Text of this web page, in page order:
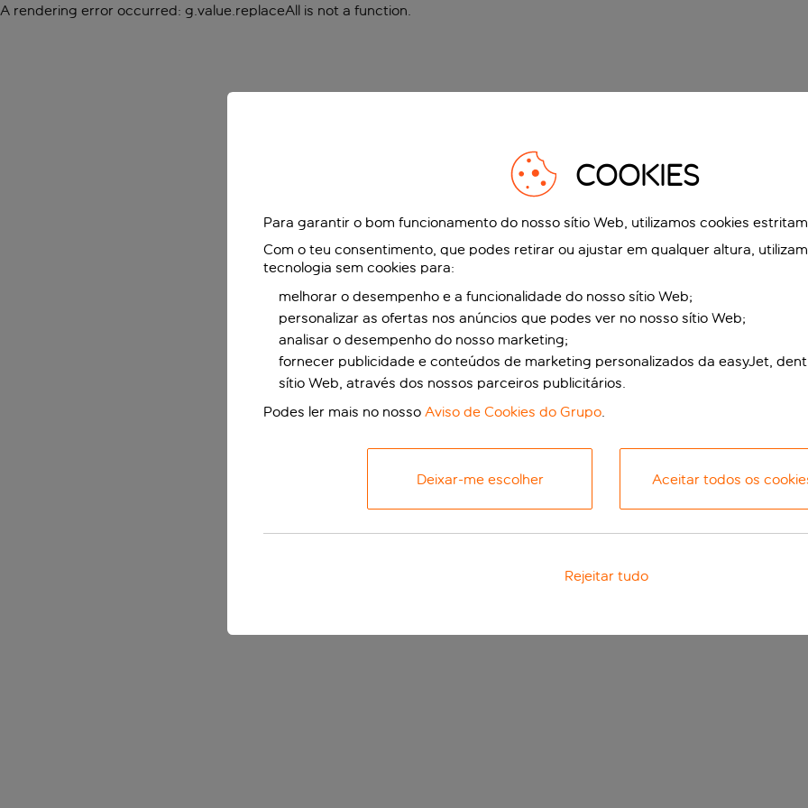
A rendering error occurred: g.value.replaceAll is not a function.
COOKIES
Para garantir o bom funcionamento do nosso sítio Web, utilizamos cookies
Com o teu consentimento, que podes retirar ou ajustar em qualquer altura,
tecnologia sem cookies para:
melhorar o desempenho e a funcionalidade do nosso sítio Web;
personalizar as ofertas nos anúncios que podes ver no nosso sítio Web;
analisar o desempenho do nosso marketing;
fornecer publicidade e conteúdos de marketing personalizados da easyJet,
sítio Web, através dos nossos parceiros publicitários.
Podes ler mais no nosso Aviso de Cookies do Grupo.
Deixar-me escolher Aceitar todos os
Rejeitar tudo